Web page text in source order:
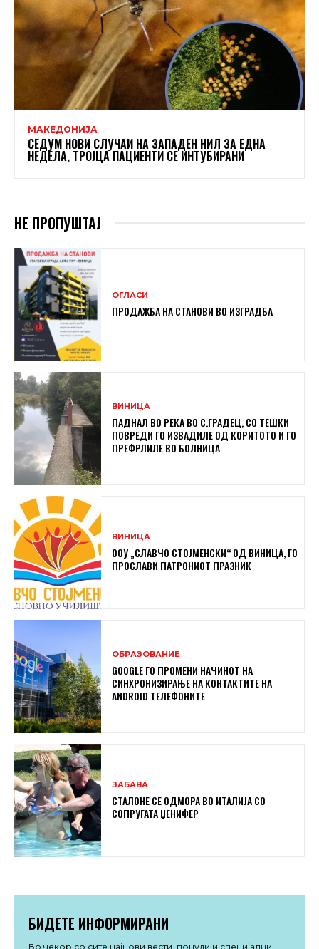
МАКЕДОНИЈА
СЕДУМ НОВИ СЛУЧАИ НА ЗАПАДЕН НИЛ ЗА ЕДНА
НЕДЕЛА, ТРОЈЦА ПАЦИЕНТИ СЕ ИНТУБИРАНИ
НЕ ПРОПУШТАЈ
ОГЛАСИ
ПРОДАЖБА НА СТАНОВИ ВО ИЗГРАДБА
ВИНИЦА
ПАДНАЛ ВО РЕКА ВО С.ГРАДЕЦ, СО ТЕШКИ
ПОВРЕДИ ГО ИЗВАДИЛЕ ОД КОРИТОТО И ГО
ПРЕФРЛИЛЕ ВО БОЛНИЦА
ВИНИЦА
ООУ „СЛАВЧО СТОЈМЕНСКИ“ ОД ВИНИЦА, ГО
ПРОСЛАВИ ПАТРОНИОТ ПРАЗНИК
ОБРАЗОВАНИЕ
GOOGLE ГО ПРОМЕНИ НАЧИНОТ НА
СИНХРОНИЗИРАЊЕ НА КОНТАКТИТЕ НА
ANDROID ТЕЛЕФОНИТЕ
ЗАБАВА
СТАЛОНЕ СЕ ОДМОРА ВО ИТАЛИЈА СО
СОПРУГАТА ЏЕНИФЕР
БИДЕТЕ ИНФОРМИРАНИ
Во чекор со сите најнови вести, понуди и специјални